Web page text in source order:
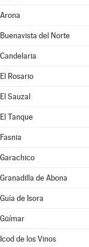
Arona
Buenavista del Norte
Candelaria
El Rosario
El Sauzal
El Tanque
Fasnia
Garachico
Granadilla de Abona
Guía de Isora
Güímar
Icod de los Vinos